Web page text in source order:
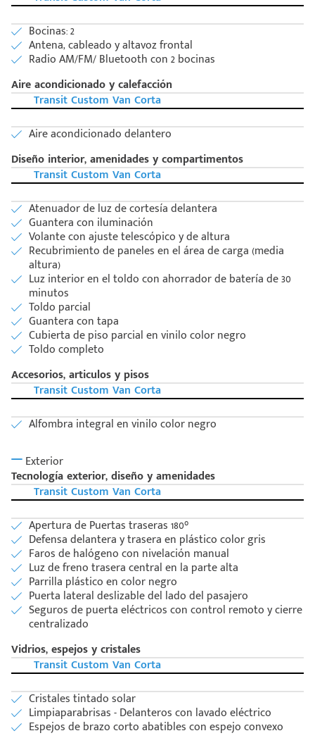
Escríbenos
+528121278366
Código
Ingresar
Bocinas: 2
Antena, cableado y altavoz frontal
Radio AM/FM/ Bluetooth con 2 bocinas
Aire acondicionado y calefacción
Transit Custom Van Corta
Aire acondicionado delantero
Diseño interior, amenidades y compartimentos
Transit Custom Van Corta
Atenuador de luz de cortesía delantera
Guantera con iluminación
Volante con ajuste telescópico y de altura
Recubrimiento de paneles en el área de carga (media
altura)
Luz interior en el toldo con ahorrador de batería de 30
minutos
Toldo parcial
Guantera con tapa
Cubierta de piso parcial en vinilo color negro
Toldo completo
Accesorios, articulos y pisos
Transit Custom Van Corta
Alfombra integral en vinilo color negro
Exterior
Tecnología exterior, diseño y amenidades
Transit Custom Van Corta
Apertura de Puertas traseras 180°
Defensa delantera y trasera en plástico color gris
Faros de halógeno con nivelación manual
Luz de freno trasera central en la parte alta
Parrilla plástico en color negro
Puerta lateral deslizable del lado del pasajero
Seguros de puerta eléctricos con control remoto y cierre
centralizado
Vidrios, espejos y cristales
Transit Custom Van Corta
Cristales tintado solar
Limpiaparabrisas - Delanteros con lavado eléctrico
Espejos de brazo corto abatibles con espejo convexo